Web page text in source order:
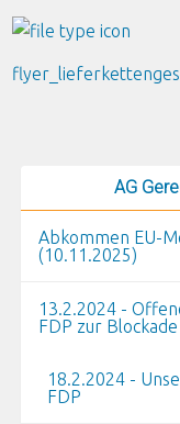
AG
Abkommen EU-
(10.11.2025)
13.2.2024 -
FDP zur
18.2.2024 -
FDP